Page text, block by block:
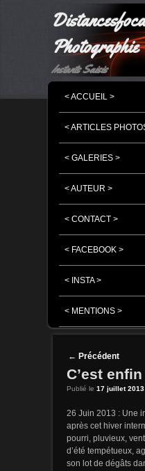
Photographie
Instants Saisis
MASQUER LA
MASQUER LA
< ACCUEIL >
< ARTICLES
< GALERIES >
< AUTEUR >
< CONTACT >
< FACEBOOK >
< INSTA >
< MENTIONS >
Post navigation
← Précédent
C’est
Publié le 17 juillet 2013
26 Juin 2013 : Une
après cet hiver
pourri, pluvieux,
d’été tempétueux,
son lot de dégâts